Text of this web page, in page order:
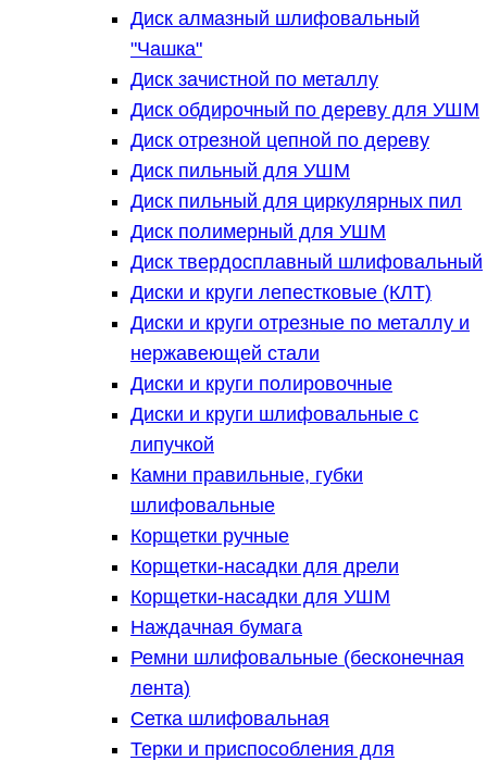
Диск алмазный шлифовальный
"Чашка"
Диск зачистной по металлу
Диск обдирочный по дереву для УШМ
Диск отрезной цепной по дереву
Диск пильный для УШМ
Диск пильный для циркулярных пил
Диск полимерный для УШМ
Диск твердосплавный шлифовальный
Диски и круги лепестковые (КЛТ)
Диски и круги отрезные по металлу и
нержавеющей стали
Диски и круги полировочные
Диски и круги шлифовальные с
липучкой
Камни правильные, губки
шлифовальные
Корщетки ручные
Корщетки-насадки для дрели
Корщетки-насадки для УШМ
Наждачная бумага
Ремни шлифовальные (бесконечная
лента)
Сетка шлифовальная
Терки и приспособления для